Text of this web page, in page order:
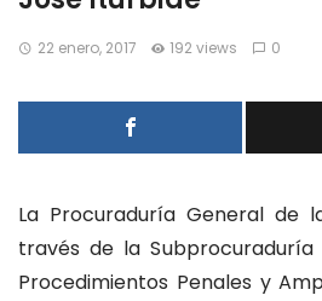
22 enero, 2017 192 views 0
La Procuraduría General de
través de la Subprocuraduría
Procedimientos Penales y